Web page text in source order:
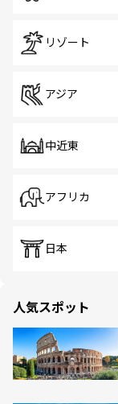
リゾート
アジア
中近東
アフリカ
日本
人気スポット